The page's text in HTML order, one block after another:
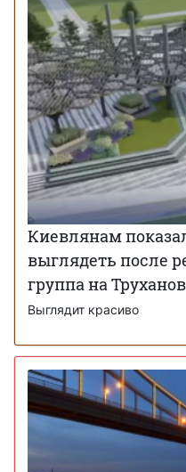
Киевлянам
выглядеть после
группа на
Выглядит красиво